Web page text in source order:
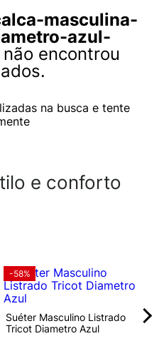
masculina-
azul-
e conforto
-58%
Suéter Masculino Listrado
Tricot Diametro Azul